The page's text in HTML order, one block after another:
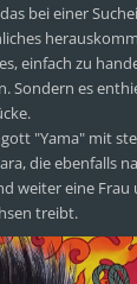
bei einer
einfach zu
Sondern es
"Yama" mit
die ebenfalls
weiter eine
treibt.